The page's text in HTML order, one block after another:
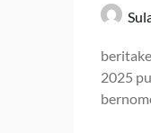
2025